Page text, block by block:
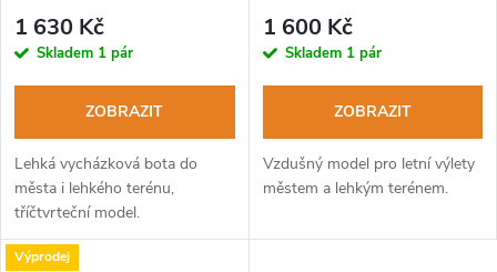
1 630 Kč
Skladem 1 pár
ZOBRAZIT
Lehká vycházková bota do
města i lehkého terénu,
tříčtvrteční model.
1 600 Kč
Skladem 1 pár
ZOBRAZIT
Vzdušný model pro letní výlety
městem a lehkým terénem.
Výprodej